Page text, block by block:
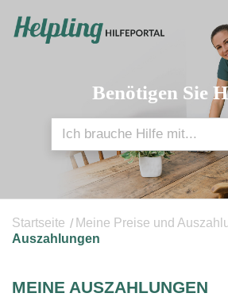
Benötigen Sie
Startseite Meine Preise und
Auszahlungen
MEINE AUSZAHLUNGEN